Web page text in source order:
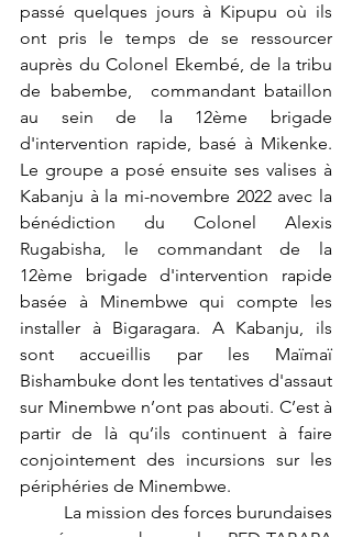
passé quelques jours à Kipupu où ils
ont pris le temps de se ressourcer
auprès du Colonel Ekembé, de la tribu
de babembe,  commandant bataillon
au sein de la 12ème brigade
d'intervention rapide, basé à Mikenke.
Le groupe a posé ensuite ses valises à
Kabanju à la mi-novembre 2022 avec la
bénédiction du Colonel Alexis
Rugabisha, le commandant de la
12ème brigade d'intervention rapide
basée à Minembwe qui compte les
installer à Bigaragara. A Kabanju, ils
sont accueillis par les Maïmaï
Bishambuke dont les tentatives d'assaut
sur Minembwe n’ont pas abouti. C’est à
partir de là qu’ils continuent à faire
conjointement des incursions sur les
périphéries de Minembwe.